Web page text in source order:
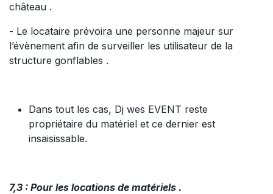
château .
- Le locataire prévoira une personne majeur sur
l’évènement afin de surveiller les utilisateur de la
structure gonflables .
Dans tout les cas, Dj wes EVENT reste
propriétaire du matériel et ce dernier est
insaisissable.
7,3 : Pour les locations de matériels .